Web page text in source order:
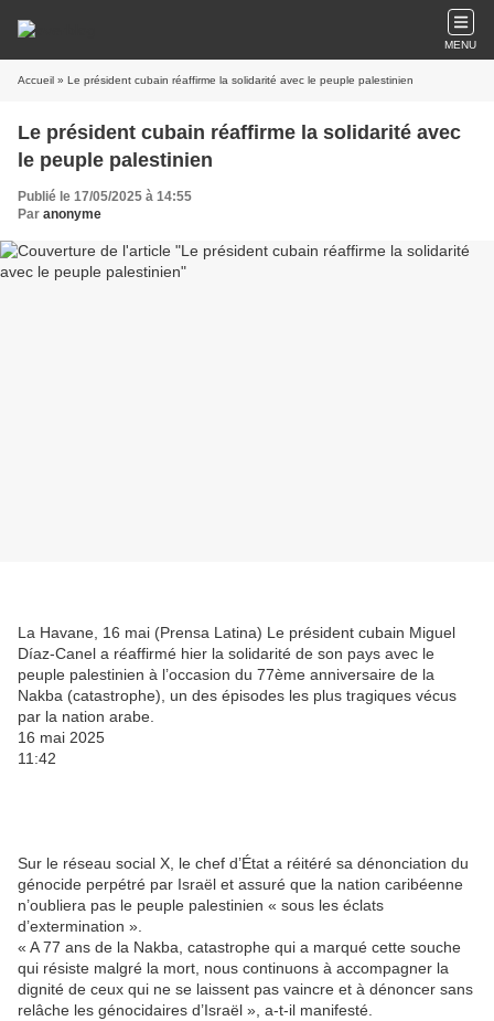
MENU
Accueil » Le président cubain réaffirme la solidarité avec le peuple palestinien
Le président cubain réaffirme la solidarité avec
le peuple palestinien
Publié le 17/05/2025 à 14:55
Par anonyme
La Havane, 16 mai (Prensa Latina) Le président cubain Miguel
Díaz-Canel a réaffirmé hier la solidarité de son pays avec le
peuple palestinien à l’occasion du 77ème anniversaire de la
Nakba (catastrophe), un des épisodes les plus tragiques vécus
par la nation arabe.
16 mai 2025
11:42
Sur le réseau social X, le chef d’État a réitéré sa dénonciation du
génocide perpétré par Israël et assuré que la nation caribéenne
n’oubliera pas le peuple palestinien « sous les éclats
d’extermination ».
« A 77 ans de la Nakba, catastrophe qui a marqué cette souche
qui résiste malgré la mort, nous continuons à accompagner la
dignité de ceux qui ne se laissent pas vaincre et à dénoncer sans
relâche les génocidaires d’Israël », a-t-il manifesté.